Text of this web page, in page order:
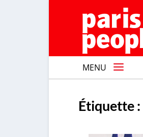
MENU
Étiquette :